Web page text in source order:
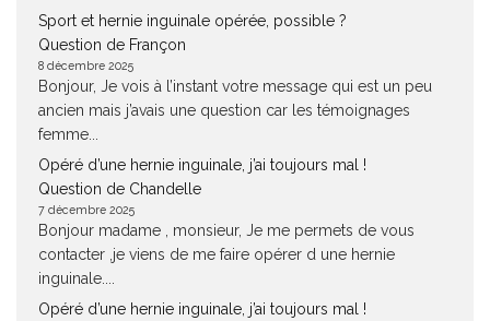
Sport et hernie inguinale opérée, possible ?
Question de Françon
8 décembre 2025
Bonjour, Je vois à l’instant votre message qui est un peu
ancien mais j’avais une question car les témoignages
femme...
Opéré d’une hernie inguinale, j’ai toujours mal !
Question de Chandelle
7 décembre 2025
Bonjour madame , monsieur, Je me permets de vous
contacter ,je viens de me faire opérer d une hernie
inguinale....
Opéré d’une hernie inguinale, j’ai toujours mal !